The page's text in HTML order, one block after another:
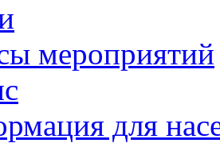
мероприятий
для